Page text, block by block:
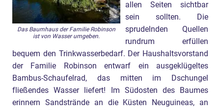
Das Baumhaus der Familie Robinson
ist von Wasser umgeben.
allen Seiten sichtbar
sein sollten. Die
sprudelnden Quellen
rundrum erfüllen
bequem den Trinkwasserbedarf. Der Haushaltsvorstand
der Familie Robinson entwarf ein ausgeklügeltes
Bambus-Schaufelrad, das mitten im Dschungel
fließendes Wasser liefert! Im Südosten des Baumes
erinnern Sandstrände an die Küsten Neuguineas, an